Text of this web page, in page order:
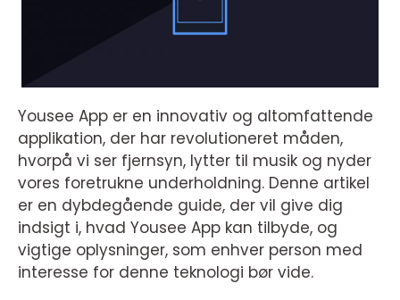
Yousee App er en innovativ og altomfattende
applikation, der har revolutioneret måden,
hvorpå vi ser fjernsyn, lytter til musik og nyder
vores foretrukne underholdning. Denne artikel
er en dybdegående guide, der vil give dig
indsigt i, hvad Yousee App kan tilbyde, og
vigtige oplysninger, som enhver person med
interesse for denne teknologi bør vide.